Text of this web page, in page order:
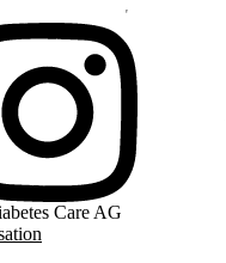
Care AG